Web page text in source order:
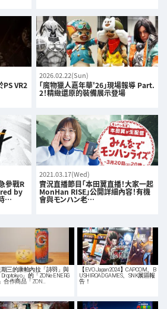
PS VR2
2026.02.22(Sun)
「魔物獵人嘉年華'26」現場報導 Part.
2！精緻還原的裝備展示登場
參戰R
by
…
2021.03.17(Wed)
實況直播節目「本田翼直播！大家一起
MonHan RISE」公開詳細內容！有機
會與モンハン老…
期三的康帕內拉「詩羽」與
Droptokyo」的「ZONe ENERG
合作商品「ZON…
【EVO Japan 2024】CAPCOM、B
USHIROAD GAMES、SNK展區報
告！